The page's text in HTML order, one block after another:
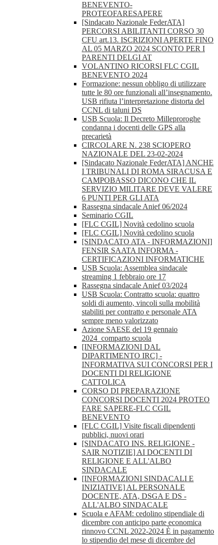
BENEVENTO-
PROTEOFARESAPERE
[Sindacato Nazionale FederATA]
PERCORSI ABILITANTI CORSO 30
CFU art.13. ISCRIZIONI APERTE FINO
AL 05 MARZO 2024 SCONTO PER I
PARENTI DELGI AT
VOLANTINO RICORSI FLC CGIL
BENEVENTO 2024
Formazione: nessun obbligo di utilizzare
tutte le 80 ore funzionali all’insegnamento.
USB rifiuta l’interpretazione distorta del
CCNL di taluni DS
USB Scuola: Il Decreto Milleproroghe
condanna i docenti delle GPS alla
precarietà
CIRCOLARE N. 238 SCIOPERO
NAZIONALE DEL 23-02-2024
[Sindacato Nazionale FederATA] ANCHE
I TRIBUNALI DI ROMA SIRACUSA E
CAMPOBASSO DICONO CHE IL
SERVIZIO MILITARE DEVE VALERE
6 PUNTI PER GLI ATA
Rassegna sindacale Anief 06/2024
Seminario CGIL
[FLC CGIL] Novità cedolino scuola
[FLC CGIL] Novità cedolino scuola
[SINDACATO ATA - INFORMAZIONI]
FENSIR SAATA INFORMA -
CERTIFICAZIONI INFORMATICHE
USB Scuola: Assemblea sindacale
streaming 1 febbraio ore 17
Rassegna sindacale Anief 03/2024
USB Scuola: Contratto scuola: quattro
soldi di aumento, vincoli sulla mobilità
stabiliti per contratto e personale ATA
sempre meno valorizzato
Azione SAESE del 19 gennaio
2024_comparto scuola
[INFORMAZIONI DAL
DIPARTIMENTO IRC] -
INFORMATIVA SUI CONCORSI PER I
DOCENTI DI RELIGIONE
CATTOLICA
CORSO DI PREPARAZIONE
CONCORSI DOCENTI 2024 PROTEO
FARE SAPERE-FLC CGIL
BENEVENTO
[FLC CGIL] Visite fiscali dipendenti
pubblici, nuovi orari
[SINDACATO INS. RELIGIONE -
SAIR NOTIZIE] AI DOCENTI DI
RELIGIONE E ALL'ALBO
SINDACALE
[INFORMAZIONI SINDACALI E
INIZIATIVE] AL PERSONALE
DOCENTE, ATA, DSGA E DS -
ALL'ALBO SINDACALE
Scuola e AFAM: cedolino stipendiale di
dicembre con anticipo parte economica
rinnovo CCNL 2022-2024 È in pagamento
lo stipendio del mese di dicembre del